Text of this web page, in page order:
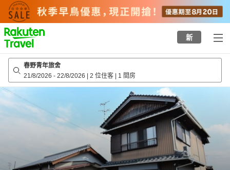
to
top
page
新
春野青年旅舍
21/8/2026 - 22/8/2026 | 2 位住客 | 1 間房